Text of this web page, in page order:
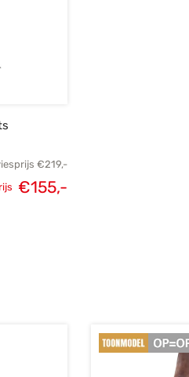
€219,-
€155,-